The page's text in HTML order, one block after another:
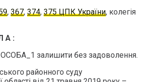
, 367, 374, 375 ЦПК України, колегія
А :
ОСОБА_1 залишити без задоволення.
районного суду